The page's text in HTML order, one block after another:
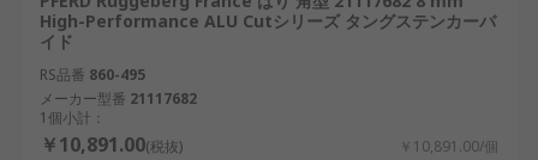
High-Performance ALU Cutシリーズ タングステンカーバ
イド
RS品番 860-495
メーカー型番 21117682
1個小計：
￥10,891.00(税抜) ￥10,891.00/個